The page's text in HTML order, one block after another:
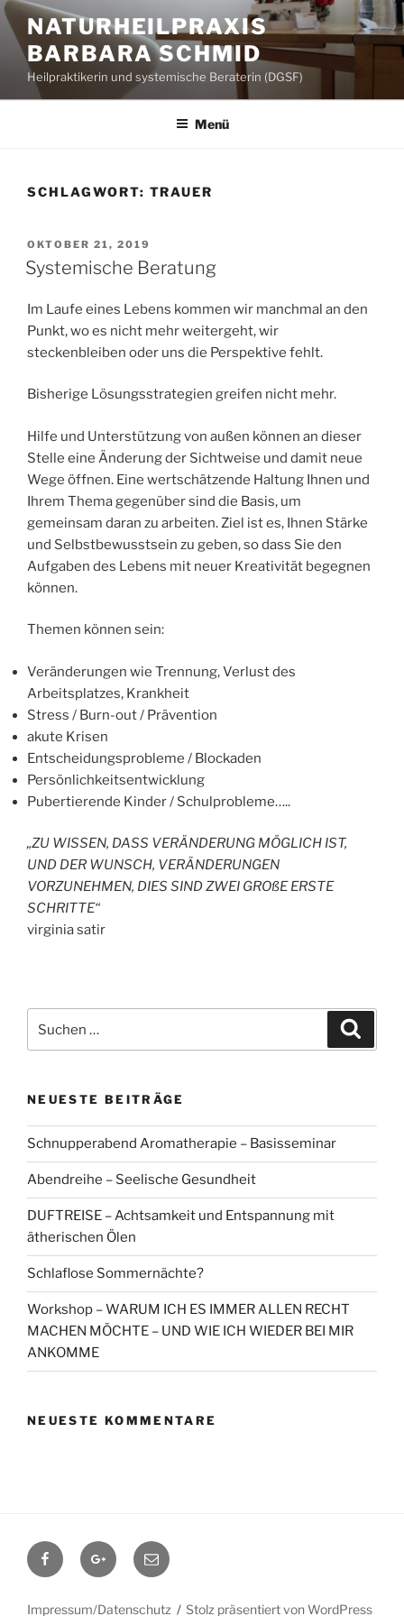
Zum
Inhalt
springen
NATURHEILPRAXIS
BARBARA SCHMID
Heilpraktikerin und systemische Beraterin (DGSF)
Menü
SCHLAGWORT: TRAUER
VERÖFFENTLICHT
AM
OKTOBER 21, 2019
Systemische Beratung
Im Laufe eines Lebens kommen wir manchmal an den
Punkt, wo es nicht mehr weitergeht, wir
steckenbleiben oder uns die Perspektive fehlt.
Bisherige Lösungsstrategien greifen nicht mehr.
Hilfe und Unterstützung von außen können an dieser
Stelle eine Änderung der Sichtweise und damit neue
Wege öffnen. Eine wertschätzende Haltung Ihnen und
Ihrem Thema gegenüber sind die Basis, um
gemeinsam daran zu arbeiten. Ziel ist es, Ihnen Stärke
und Selbstbewusstsein zu geben, so dass Sie den
Aufgaben des Lebens mit neuer Kreativität begegnen
können.
Themen können sein:
Veränderungen wie Trennung, Verlust des
Arbeitsplatzes, Krankheit
Stress / Burn-out / Prävention
akute Krisen
Entscheidungsprobleme / Blockaden
Persönlichkeitsentwicklung
Pubertierende Kinder / Schulprobleme…..
„ZU WISSEN, DASS VERÄNDERUNG MÖGLICH IST,
UND DER WUNSCH, VERÄNDERUNGEN
VORZUNEHMEN, DIES SIND ZWEI GROßE ERSTE
SCHRITTE“
virginia satir
nach:
NEUESTE BEITRÄGE
Schnupperabend Aromatherapie – Basisseminar
Abendreihe – Seelische Gesundheit
DUFTREISE – Achtsamkeit und Entspannung mit
ätherischen Ölen
Schlaflose Sommernächte?
Workshop – WARUM ICH ES IMMER ALLEN RECHT
MACHEN MÖCHTE – UND WIE ICH WIEDER BEI MIR
ANKOMME
NEUESTE KOMMENTARE
FacebookGoogle+Contact
me
Impressum/Datenschutz Stolz präsentiert von WordPress